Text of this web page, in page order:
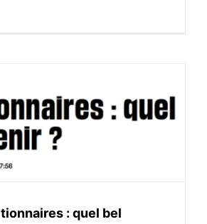
: quel bel